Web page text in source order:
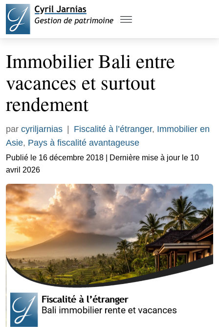
Immobilier Bali entre
vacances et surtout
rendement
par cyriljarnias Fiscalité à l’étranger, Immobilier en
Asie, Pays à fiscalité avantageuse
Publié le 16 décembre 2018 | Dernière mise à jour le 10
avril 2026